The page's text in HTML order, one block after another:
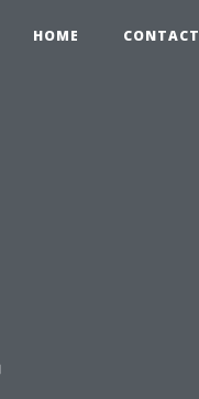
HOME CONTACT